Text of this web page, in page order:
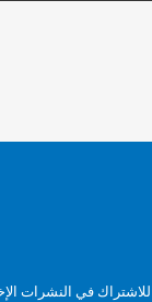
في النشرات